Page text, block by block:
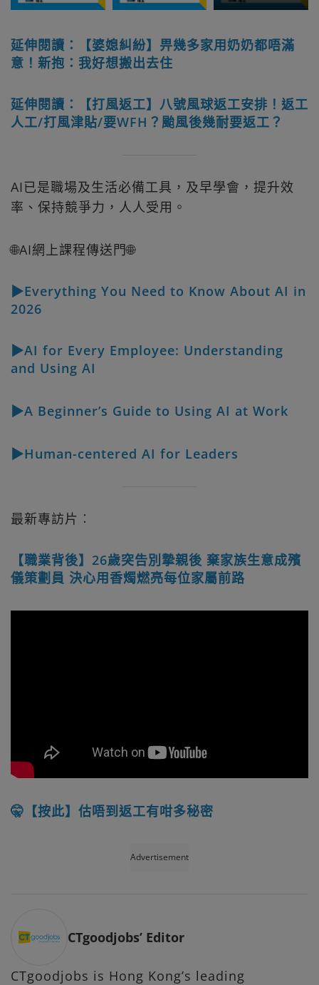
延伸閱讀：【婆媳糾紛】畀幾多家用奶奶都唔滿
意！新抱：我好想搬出去住
延伸閱讀：【打風返工】八號風球返工安排！返工
人工/打風津貼/要WFH？颱風後幾耐要返工？
AI已是職場及生活必備工具，及早學會，提升效
率、保持競爭力，人人受用。
🌐AI網上課程傳送門🌐
▶Everything You Need to Know About AI in
2026
▶AI for Every Employee: Understanding
and Using AI
▶A Beginner’s Guide to Using AI at Work
▶Human-centered AI for Leaders
最新專訪片︰
【職業背後】26歲突告別摯親後 棄家族生意成殯
儀策劃員 決心用香燭燃亮每位家屬前路
🤫【按此】估唔到返工有咁多秘密
Advertisement
CTgoodjobs’ Editor
CTgoodjobs is Hong Kong’s leading